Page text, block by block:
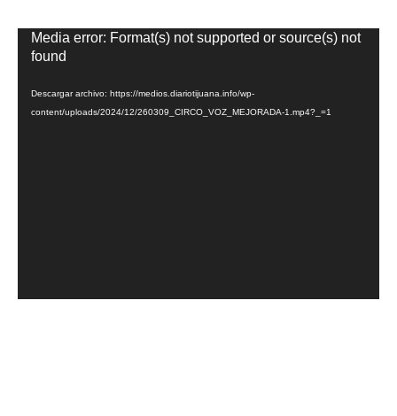
Reproductor
de
Media error: Format(s) not supported or source(s) not
found
Descargar archivo: https://medios.diariotijuana.info/wp-
content/uploads/2024/12/260309_CIRCO_VOZ_MEJORADA-1.mp4?_=1